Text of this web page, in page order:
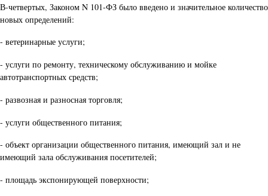
В-четвертых, Законом N 101-ФЗ было введено и значительное количество
новых определений:
- ветеринарные услуги;
- услуги по ремонту, техническому обслуживанию и мойке
автотранспортных средств;
- развозная и разносная торговля;
- услуги общественного питания;
- объект организации общественного питания, имеющий зал и не
имеющий зала обслуживания посетителей;
- площадь экспонирующей поверхности;